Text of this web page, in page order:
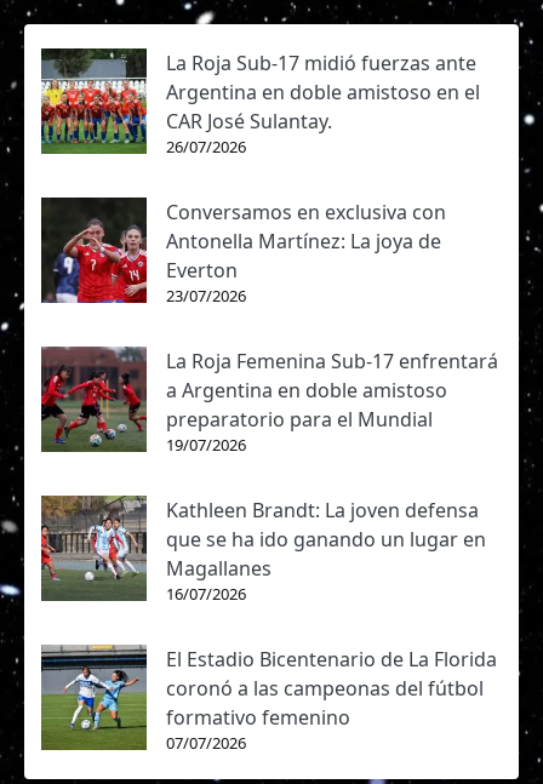
La Roja Sub-17 midió fuerzas ante
Argentina en doble amistoso en el
CAR José Sulantay.
26/07/2026
Conversamos en exclusiva con
Antonella Martínez: La joya de
Everton
23/07/2026
La Roja Femenina Sub-17 enfrentará
a Argentina en doble amistoso
preparatorio para el Mundial
19/07/2026
Kathleen Brandt: La joven defensa
que se ha ido ganando un lugar en
Magallanes
16/07/2026
El Estadio Bicentenario de La Florida
coronó a las campeonas del fútbol
formativo femenino
07/07/2026